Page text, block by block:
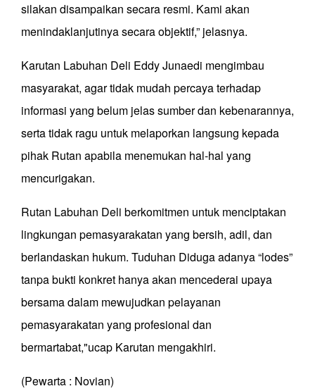
silakan disampaikan secara resmi. Kami akan
menindaklanjutinya secara objektif,” jelasnya.
Karutan Labuhan Deli Eddy Junaedi mengimbau
masyarakat, agar tidak mudah percaya terhadap
informasi yang belum jelas sumber dan kebenarannya,
serta tidak ragu untuk melaporkan langsung kepada
pihak Rutan apabila menemukan hal-hal yang
mencurigakan.
Rutan Labuhan Deli berkomitmen untuk menciptakan
lingkungan pemasyarakatan yang bersih, adil, dan
berlandaskan hukum. Tuduhan Diduga adanya “lodes”
tanpa bukti konkret hanya akan mencederai upaya
bersama dalam mewujudkan pelayanan
pemasyarakatan yang profesional dan
bermartabat,"ucap Karutan mengakhiri.
(Pewarta : Novian)